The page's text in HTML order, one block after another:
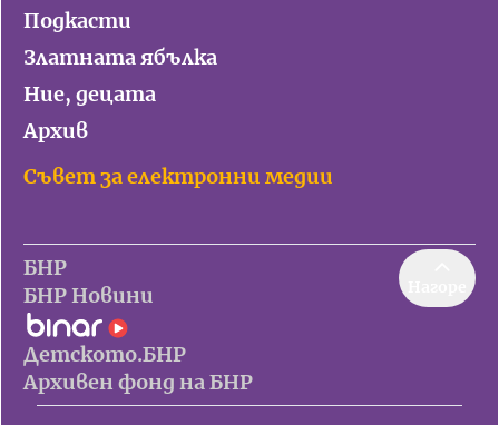
Подкасти
Златната ябълка
Ние, децата
Архив
Съвет за електронни медии
БНР
БНР Новини
Детското.БНР
Архивен фонд на БНР